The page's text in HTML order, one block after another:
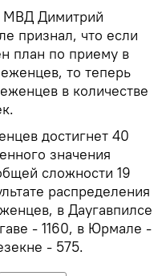
МВД Димитрий
признал, что если
план по приему в
то теперь
в количестве
достигнет 40
значения
сложности 19
распределения
в Даугавпилсе
- 1160, в Юрмале -
- 575.